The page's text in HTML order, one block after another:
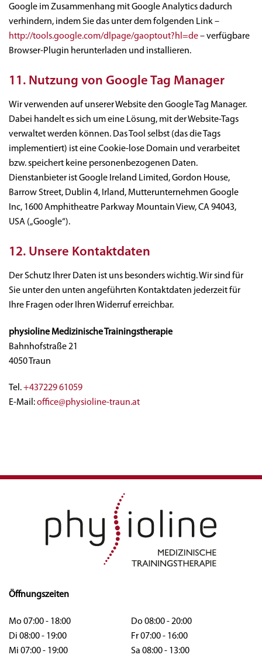
Google im Zusammenhang mit Google Analytics dadurch
verhindern, indem Sie das unter dem folgenden Link –
http://tools.google.com/dlpage/gaoptout?hl=de– verfügbare
Browser-Plugin herunterladen und installieren.
11. Nutzung von Google Tag Manager
Wir verwenden auf unserer Website den Google Tag Manager.
Dabei handelt es sich um eine Lösung, mit der Website-Tags
verwaltet werden können. Das Tool selbst (das die Tags
implementiert) ist eine Cookie-lose Domain und verarbeitet
bzw. speichert keine personenbezogenen Daten.
Dienstanbieter ist Google Ireland Limited, Gordon House,
Barrow Street, Dublin 4, Irland, Mutterunternehmen Google
Inc, 1600 Amphitheatre Parkway Mountain View, CA 94043,
USA („Google“).
12. Unsere Kontaktdaten
Der Schutz Ihrer Daten ist uns besonders wichtig. Wir sind für
Sie unter den unten angeführten Kontaktdaten jederzeit für
Ihre Fragen oder Ihren Widerruf erreichbar.
physioline Medizinische Trainingstherapie
Bahnhofstraße 21
4050 Traun
Tel.+437229 61059
E-Mail:office@physioline-traun.at
Öffnungszeiten
Mo 07:00 - 18:00
Di 08:00 - 19:00
Mi 07:00 - 19:00
Do 08:00 - 20:00
Fr 07:00 - 16:00
Sa 08:00 - 13:00